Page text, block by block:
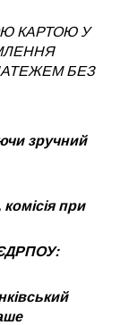
КАРТОЮ У
БЕЗ
зручний
при